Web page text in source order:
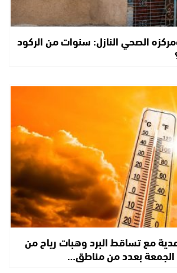
الصحي النازل: سنوات من الركود
مع تساقط البرد وهبات رياح من
الجمعة بعدد من مناطق…